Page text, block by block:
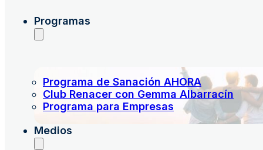
Programas
Programa de Sanación AHORA
Club Renacer con Gemma Albarracín
Programa para Empresas
Medios